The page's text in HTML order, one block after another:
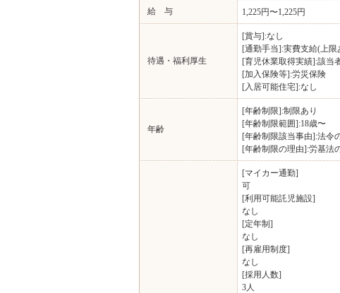
給 与 1,225円〜1,225円
待遇・福利厚生
[賞与]:なし
[通勤手当]:実費支給(上限
[育児休業取得実績]:該当
[加入保険等]:労災保険
[入居可能住宅]:なし
年齢
[年齢制限]:制限あり
[年齢制限範囲]:18歳〜
[年齢制限該当事由]:法令
[年齢制限の理由]:労基法
[マイカー通勤]
可
[利用可能託児施設]
なし
[定年制]
なし
[再雇用制度]
なし
[採用人数]
3人